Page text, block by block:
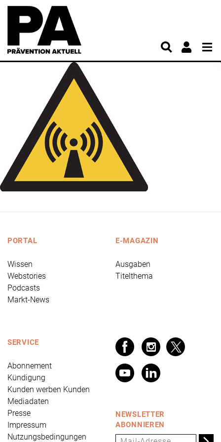
PORTAL
Wissen
Webstories
Podcasts
Markt-News
E-MAGAZIN
Ausgaben
Titelthema
SERVICE
Abonnement
Kündigung
Kunden werben Kunden
Mediadaten
Presse
Impressum
Nutzungsbedingungen
NEWSLETTER
ABONNIEREN